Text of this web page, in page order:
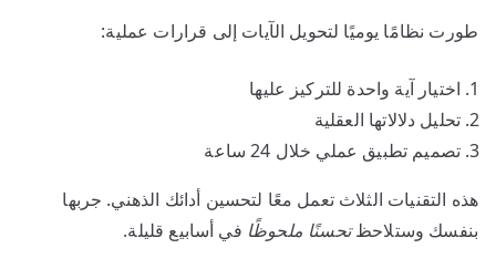
طورت نظامًا يوميًا لتحويل الآيات إلى قرارات عملية:
اختيار آية واحدة للتركيز عليها
تحليل دلالاتها العقلية
تصميم تطبيق عملي خلال 24 ساعة
هذه التقنيات الثلاث تعمل معًا لتحسين أدائك الذهني. جربها
بنفسك وستلاحظتحسنًا ملحوظًا في أسابيع قليلة.